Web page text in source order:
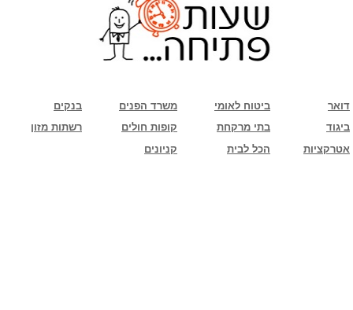
בנקים משרד הפנים ביטוח לאומי
דואר
רשתות מזון
קופות חולים בתי מרקחת
ביגוד
קניונים
הכל לבית אטרקציות